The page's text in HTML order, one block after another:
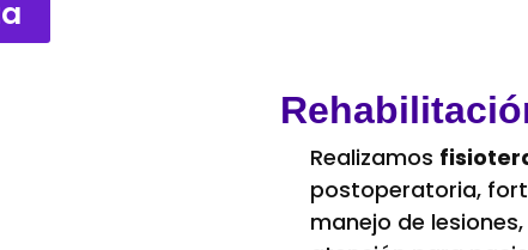
Realizamos
postoperatoria,
manejo de